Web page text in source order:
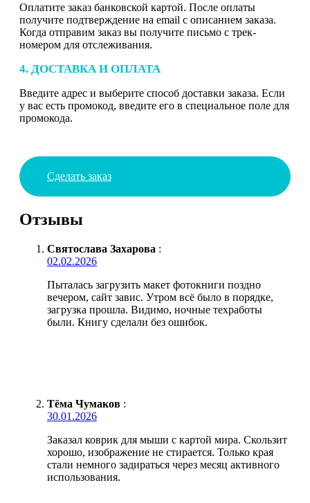
Оплатите заказ банковской картой. После оплаты
получите подтверждение на email с описанием заказа.
Когда отправим заказ вы получите письмо с трек-
номером для отслеживания.
4. ДОСТАВКА И ОПЛАТА
Введите адрес и выберите способ доставки заказа. Если
у вас есть промокод, введите его в специальное поле для
промокода.
Сделать заказ
Отзывы
Святослава Захарова :
02.02.2026
Пыталась загрузить макет фотокниги поздно
вечером, сайт завис. Утром всё было в порядке,
загрузка прошла. Видимо, ночные техработы
были. Книгу сделали без ошибок.
Тёма Чумаков :
30.01.2026
Заказал коврик для мыши с картой мира. Скользит
хорошо, изображение не стирается. Только края
стали немного задираться через месяц активного
использования.